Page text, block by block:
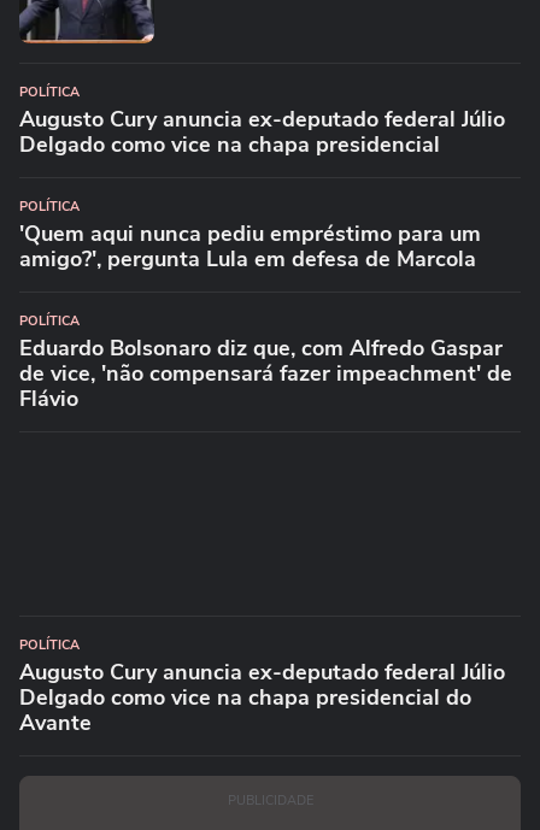
POLÍTICA
Augusto Cury anuncia ex-deputado federal Júlio
Delgado como vice na chapa presidencial
POLÍTICA
'Quem aqui nunca pediu empréstimo para um
amigo?', pergunta Lula em defesa de Marcola
POLÍTICA
Eduardo Bolsonaro diz que, com Alfredo Gaspar
de vice, 'não compensará fazer impeachment' de
Flávio
POLÍTICA
Augusto Cury anuncia ex-deputado federal Júlio
Delgado como vice na chapa presidencial do
Avante
PUBLICIDADE